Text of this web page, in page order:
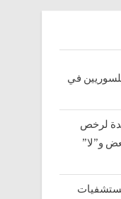
في
لرخص
و”لا”